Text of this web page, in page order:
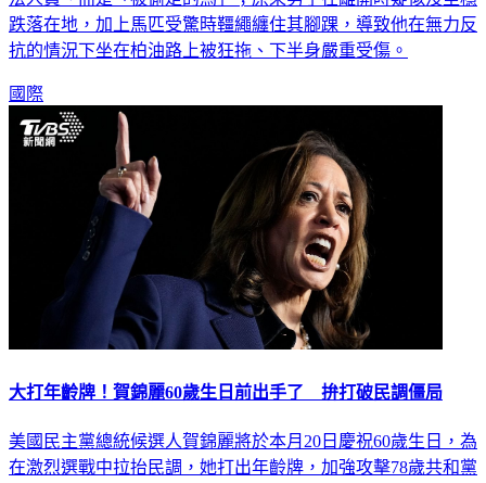
跌落在地，加上馬匹受驚時韁繩纏住其腳踝，導致他在無力反
抗的情況下坐在柏油路上被狂拖、下半身嚴重受傷。
國際
大打年齡牌！賀錦麗60歲生日前出手了 拚打破民調僵局
美國民主黨總統候選人賀錦麗將於本月20日慶祝60歲生日，為
在激烈選戰中拉抬民調，她打出年齡牌，加強攻擊78歲共和黨